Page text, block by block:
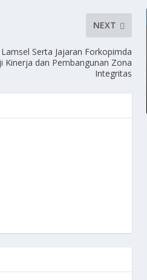
NEXT
Serta Jajaran Forkopimda
Kinerja dan Pembangunan Zona
Integritas